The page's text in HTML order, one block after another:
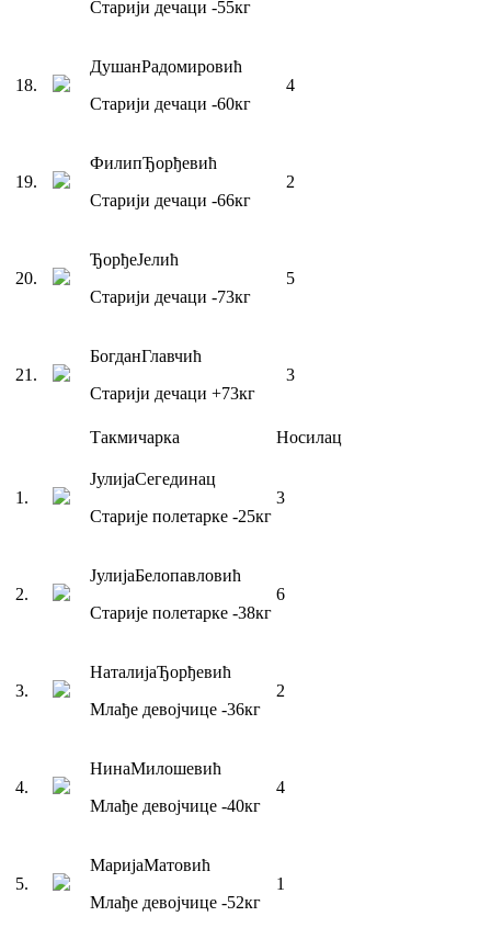
Старији дечаци -55кг
18.
ДушанРадомировић
Старији дечаци -60кг
4
19.
ФилипЂорђевић
Старији дечаци -66кг
2
20.
ЂорђеЈелић
Старији дечаци -73кг
5
21 .
БогданГлавчић
Старији дечаци +73кг
3
Такмичарка Носилац
1 .
ЈулијаСегединац
Старије полетарке -25кг
3
2.
ЈулијаБелопавловић
Старије полетарке -38кг
6
3.
НаталијаЂорђевић
Млађе девојчице -36кг
2
4.
НинаМилошевић
Млађе девојчице -40кг
4
5.
МаријаМатовић
Млађе девојчице -52кг
1